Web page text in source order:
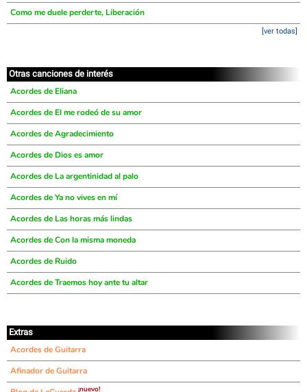
Como me duele perderte, Liberación
[ver todas]
Otras canciones de interés
Acordes de Eliana
Acordes de El me rodeó de su amor
Acordes de Agradecimiento
Acordes de Dios es amor
Acordes de La argentinidad al palo
Acordes de Ya no vives en mí
Acordes de Las horas más lindas
Acordes de Con la misma moneda
Acordes de Ruido
Acordes de Traemos hoy ante tu altar
Extras
Acordes de Guitarra
Afinador de Guitarra
¡nuevo!